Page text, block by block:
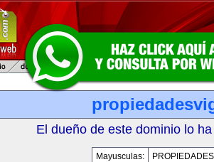
El dueño de este dominio lo
Mayusculas: